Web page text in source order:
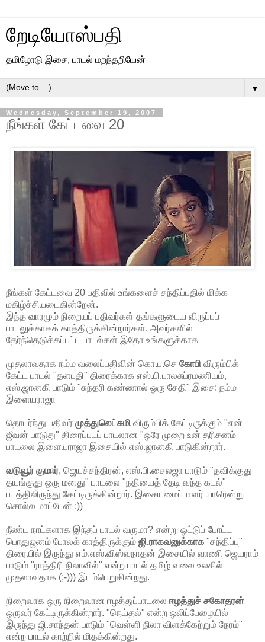
றேடியோஸ்பதி
தமிழோடு இசை, பாடல் மறந்தறியேன்
▼
Wednesday, September 19, 2007
நீங்கள் கேட்டவை 20
நீங்கள் கேட்டவை 20 பதிவில் உங்களைச் சந்திப்பதில் மிக்க
மகிழ்ச்சியடைகின்றேன்.
இந்த வாரமும் நிறையப் பதிவர்கள் தங்களுடைய விருப்பப்
பாடலுக்காகக் காத்திருக்கின்றார்கள். அவர்களில்
தேர்ந்தெடுக்கப்பட்ட பாடல்கள் இதோ உங்களுக்காக
முதலாவதாக நம்ம வலைப்பதிவின் கொ.ப.செ கோபி விரும்பிக்
கேட்ட பாடல் "தளபதி" திரைக்காக எஸ்.பி.பாலசுப்ரமணியம்,
எஸ்.ஜானகி பாடும் "சுந்தரி கண்ணால் ஒரு சேதி" இசை: நம்ம
இளையராஜா
தொடர்ந்து பதிவர் முத்துலெட்சுமி விரும்பிக் கேட்டிருக்கும் "என்
ஜீவன் பாடுது" திரைப்படப் பாடலான "ஒரே முறை உன் தரிசனம்
பாடலை இளையராஜா இசையில் எஸ்.ஜானகி பாடுகின்றார்.
வடுவூர் குமார், ஜெயச்சந்திரன், எஸ்.பி.சைலஜா பாடும் "தவிக்குது
தயங்குது ஒரு மனது" பாடலை "நதியைத் தேடி வந்த கடல்"
படத்திலிருந்து கேட்டிருக்கின்றார். இசையமைப்பாளர் யாரென்று
சொல்ல மாட்டேன் ;))
நீண்ட நாட்களாக இந்தப் பாடல் வருமா? என்று ஓட்டுப் போட்ட
பொதுஜனம் போலக் காத்திருக்கும் ஜி.ராகவனுக்காக "சந்திப்பு"
திரையில் இருந்து எம்.எஸ்.விஸ்வநாதன் இசையில் வாணி ஜெயராம்
பாடும் "ராத்திரி நிலாவில்" என்ற பாடல் தமிழ் வலை உலகில்
முதலாவதாக (;-))) இடம்பெறுகின்றது.
நிறைவாக ஒரு நிறைவான ஈழத்துப்பாடலை ஈழத்துச் சகோதரன்
ஒருவர் கேட்டிருக்கின்றார். "நெய்தல்" என்ற ஒலிப்பேழையில்
இருந்து ஜி.சாந்தன் பாடும் "வெள்ளி நிலா விளக்கேற்றும் நேரம்"
என்ற பாடல் காற்றில் மிதக்கின்றது.